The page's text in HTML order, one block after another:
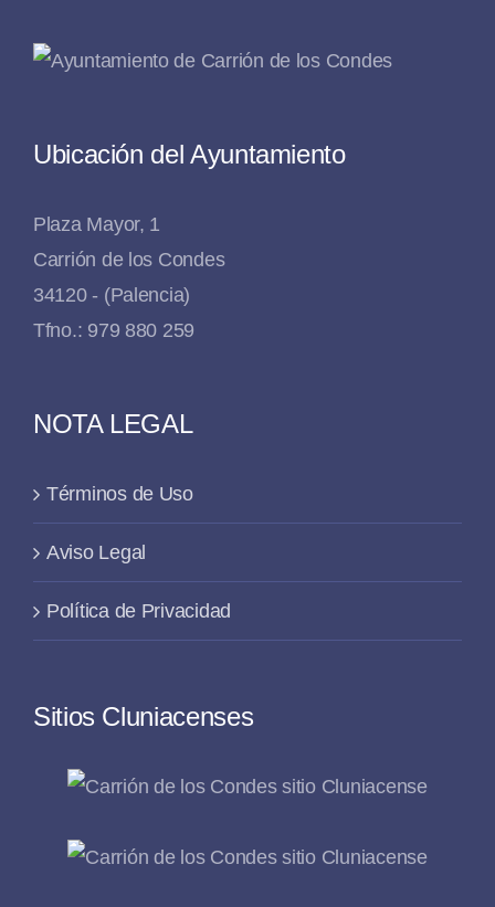
Ubicación del Ayuntamiento
Plaza Mayor, 1
Carrión de los Condes
34120 - (Palencia)
Tfno.: 979 880 259
NOTA LEGAL
Términos de Uso
Aviso Legal
Política de Privacidad
Sitios Cluniacenses